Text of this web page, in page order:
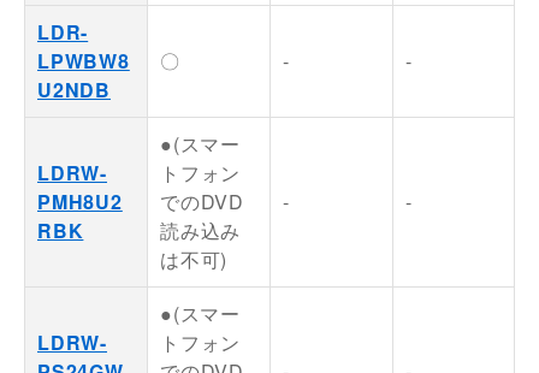
LDR-
LPWBW8
U2NDB
〇 - -
LDRW-
PMH8U2
RBK
●(スマー
トフォン
でのDVD
読み込み
は不可)
- -
LDRW-
●(スマー
トフォン